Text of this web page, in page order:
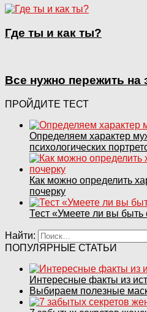
Где ты и как ты?
Все нужно пережить на
ПРОЙДИТЕ ТЕСТ
Определяем характер
психологических
Как можно определить
почерку
Тест «Умеете ли вы быть
Найти:
ПОПУЛЯРНЫЕ СТАТЬИ
Интересные факты из
Выбираем полезные